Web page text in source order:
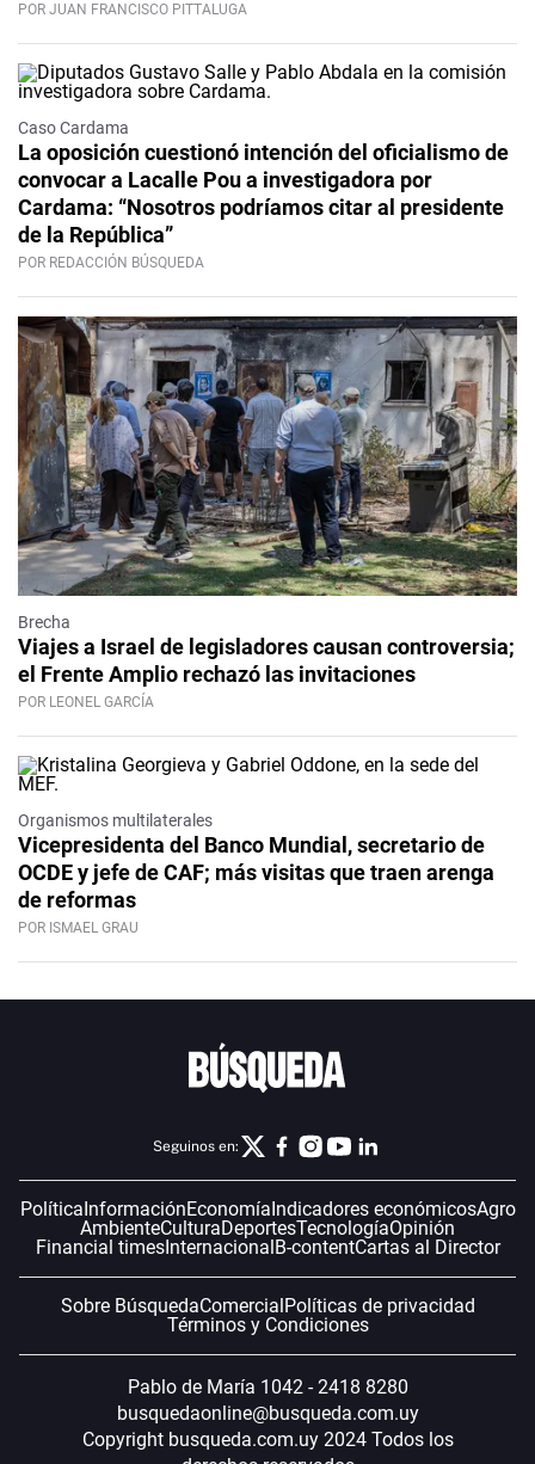
POR JUAN FRANCISCO PITTALUGA
Caso Cardama
La oposición cuestionó intención del oficialismo de
convocar a Lacalle Pou a investigadora por
Cardama: “Nosotros podríamos citar al presidente
de la República”
POR REDACCIÓN BÚSQUEDA
Brecha
Viajes a Israel de legisladores causan controversia;
el Frente Amplio rechazó las invitaciones
POR LEONEL GARCÍA
Organismos multilaterales
Vicepresidenta del Banco Mundial, secretario de
OCDE y jefe de CAF; más visitas que traen arenga
de reformas
POR ISMAEL GRAU
Seguinos en:
PolíticaInformaciónEconomíaIndicadores económicosAgro
AmbienteCulturaDeportesTecnologíaOpinión
Financial timesInternacionalB-contentCartas al Director
Sobre BúsquedaComercialPolíticas de privacidad
Términos y Condiciones
Pablo de María 1042 - 2418 8280
busquedaonline@busqueda.com.uy
Copyright busqueda.com.uy 2024 Todos los